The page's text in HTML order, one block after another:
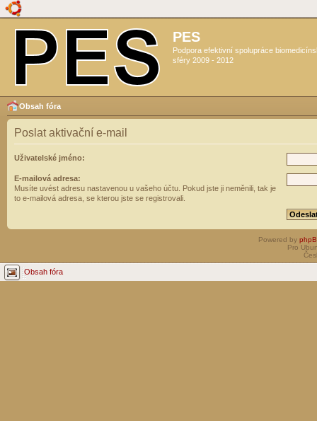
PES
Podpora efektivní spolupráce
sféry 2009 - 2012
Obsah fóra
Poslat aktivační e-mail
Uživatelské jméno:
E-mailová adresa:
Musíte uvést adresu nastavenou u vašeho účtu. Pokud jste ji neměnili, tak je
to e-mailová adresa, se kterou jste se registrovali.
Powered by
Pro
Obsah fóra